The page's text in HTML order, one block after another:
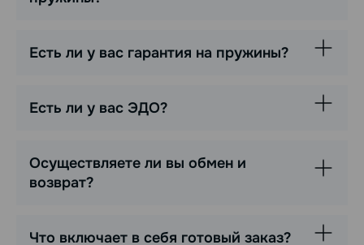
Есть ли у вас гарантия на пружины?
Есть ли у вас ЭДО?
Осуществляете ли вы обмен и
возврат?
Что включает в себя готовый заказ?